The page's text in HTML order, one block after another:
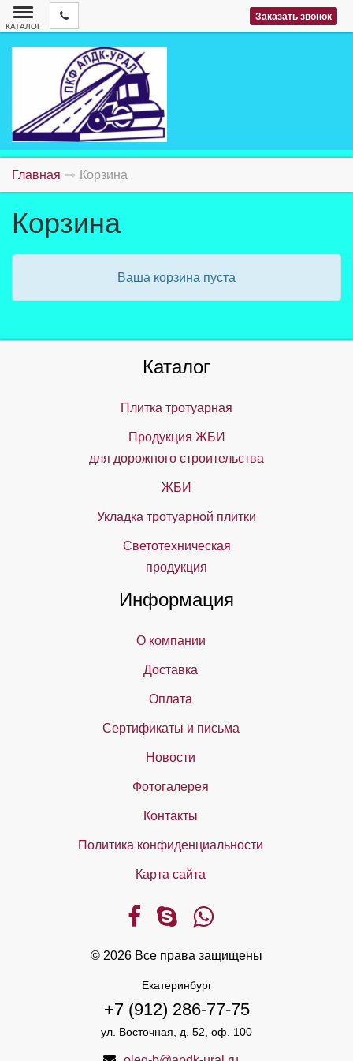
Заказать звонок
КАТАЛОГ
Главная Корзина
Корзина
Ваша корзина пуста
Каталог
Плитка тротуарная
Продукция ЖБИ
для дорожного строительства
ЖБИ
Укладка тротуарной плитки
Светотехническая
продукция
Информация
О компании
Доставка
Оплата
Сертификаты и письма
Новости
Фотогалерея
Контакты
Политика конфиденциальности
Карта сайта
© 2026 Все права защищены
Екатеринбург
+7 (912) 286-77-75
ул. Восточная, д. 52, оф. 100